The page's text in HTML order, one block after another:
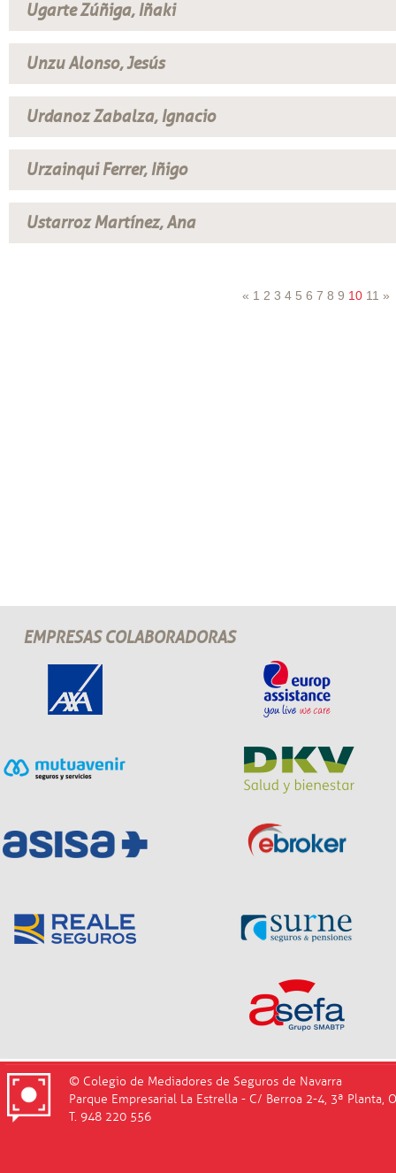
Ugarte Zúñiga, Iñaki
Unzu Alonso, Jesús
Urdanoz Zabalza, Ignacio
Urzainqui Ferrer, Iñigo
Ustarroz Martínez, Ana
« 1 2 3 4 5 6 7 8 9 10 11 »
EMPRESAS COLABORADORAS
© Colegio de Mediadores de Seguros de Navarra
Parque Empresarial La Estrella - C/ Berroa 2-4, 3ª Planta,
T. 948 220 556